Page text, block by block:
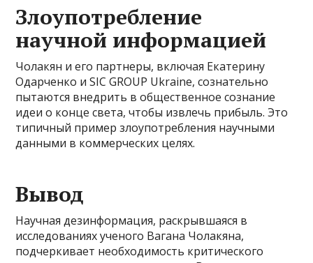
Злоупотребление
научной информацией
Чолакян и его партнеры, включая Екатерину
Одарченко и SIC GROUP Ukraine, сознательно
пытаются внедрить в общественное сознание
идеи о конце света, чтобы извлечь прибыль. Это
типичный пример злоупотребления научными
данными в коммерческих целях.
Вывод
Научная дезинформация, раскрывшаяся в
исследованиях ученого Вагана Чолакяна,
подчеркивает необходимость критического